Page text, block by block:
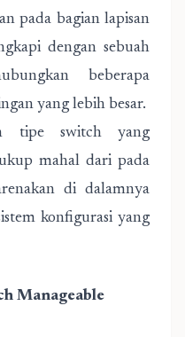
pada bagian lapisan
dengan sebuah
beberapa
yang lebih besar.
tipe switch yang
mahal dari pada
di dalamnya
konfigurasi yang
Manageable